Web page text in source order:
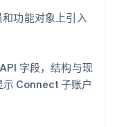
功能对象上引入
字段，结构与现
Connect 子账户